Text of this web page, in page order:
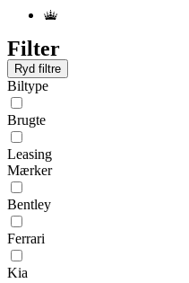
Filter
Ryd filtre
Biltype
Brugte
Leasing
Mærker
Bentley
Ferrari
Kia